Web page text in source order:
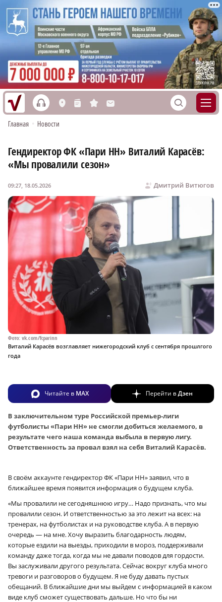
h L n s M S
Главная • Новости
Гендиректор ФК «Пари НН» Виталий Карасёв:
«Мы провалили сезон»
Дмитрий Витюгов
09:27, 18.05.2026
Фото: vk.com/fcparinn
Виталий Карасёв возглавляет нижегородский клуб с сентября прошлгого
года
Читайте в MAX Перейти вДзен
В заключительном туре Российской премьер-лиги
футболисты «Пари НН» не смогли добиться желаемого, в
результате чего наша команда выбыла в первую лигу.
Ответственность за провал взял на себя Виталий Карасёв.
В своём аккаунте гендиректор ФК «Пари НН» заявил, что в
ближайшее время появится информация о будущем клуба.
«Мы провалили не сегодняшнюю игру… Надо признать, что мы
провалили сезон. И ответственностью за это лежит на всех: на
тренерах, на футболистах и на руководстве клуба. А в первую
очередь — на мне. Хочу выразить благодарность людям,
которые ездили на выезды, приходили в мороз, поддерживали
команду даже тогда, когда мы не давали поводов для гордости.
Вы заслуживали другого результата. Сейчас вокруг клуба много
тревоги и разговоров о будущем. Я не буду давать пустых
обещаний. В ближайшие дни мы выйдем с информацией в каком
виде клуб сможет существовать дальше. Но что бы ни